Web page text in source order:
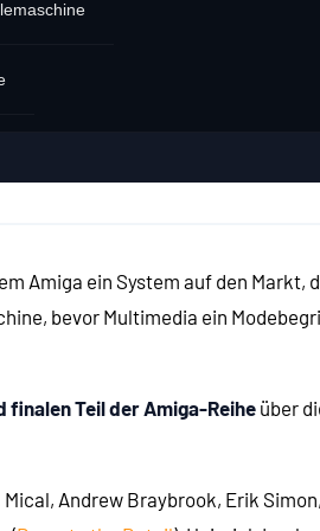
(1986)
Amiga ein System auf den
bevor Multimedia ein
finalen Teil der Amiga-Reihe über
Andrew Braybrook, Erik